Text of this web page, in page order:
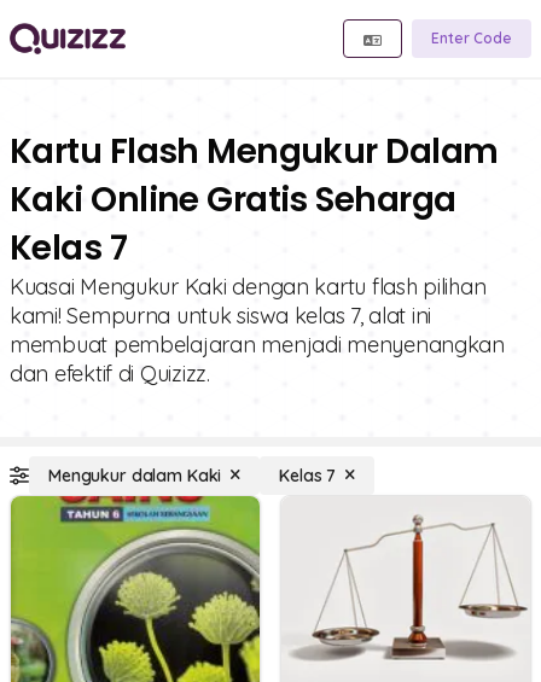
Enter Code
Kartu Flash Mengukur Dalam
Kaki Online Gratis Seharga
Kelas 7
Kuasai Mengukur Kaki dengan kartu flash pilihan
kami! Sempurna untuk siswa kelas 7, alat ini
membuat pembelajaran menjadi menyenangkan
dan efektif di Quizizz.
Mengukur dalam Kaki Kelas 7